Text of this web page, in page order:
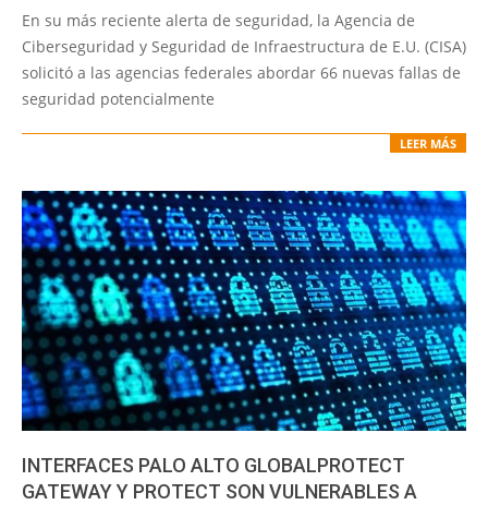
03-
28
En su más reciente alerta de seguridad, la Agencia de
Ciberseguridad y Seguridad de Infraestructura de E.U. (CISA)
solicitó a las agencias federales abordar 66 nuevas fallas de
seguridad potencialmente
LEER MÁS
INTERFACES PALO ALTO GLOBALPROTECT
GATEWAY Y PROTECT SON VULNERABLES A